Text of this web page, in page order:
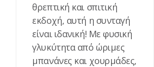
θρεπτική και σπιτική
εκδοχή, αυτή η συνταγή
είναι ιδανική! Με φυσική
γλυκύτητα από ώριμες
μπανάνες και χουρμάδες,